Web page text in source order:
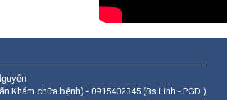
Khám chữa bệnh) - 0915402345 (Bs Linh - PGĐ )